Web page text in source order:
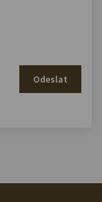
Odeslat